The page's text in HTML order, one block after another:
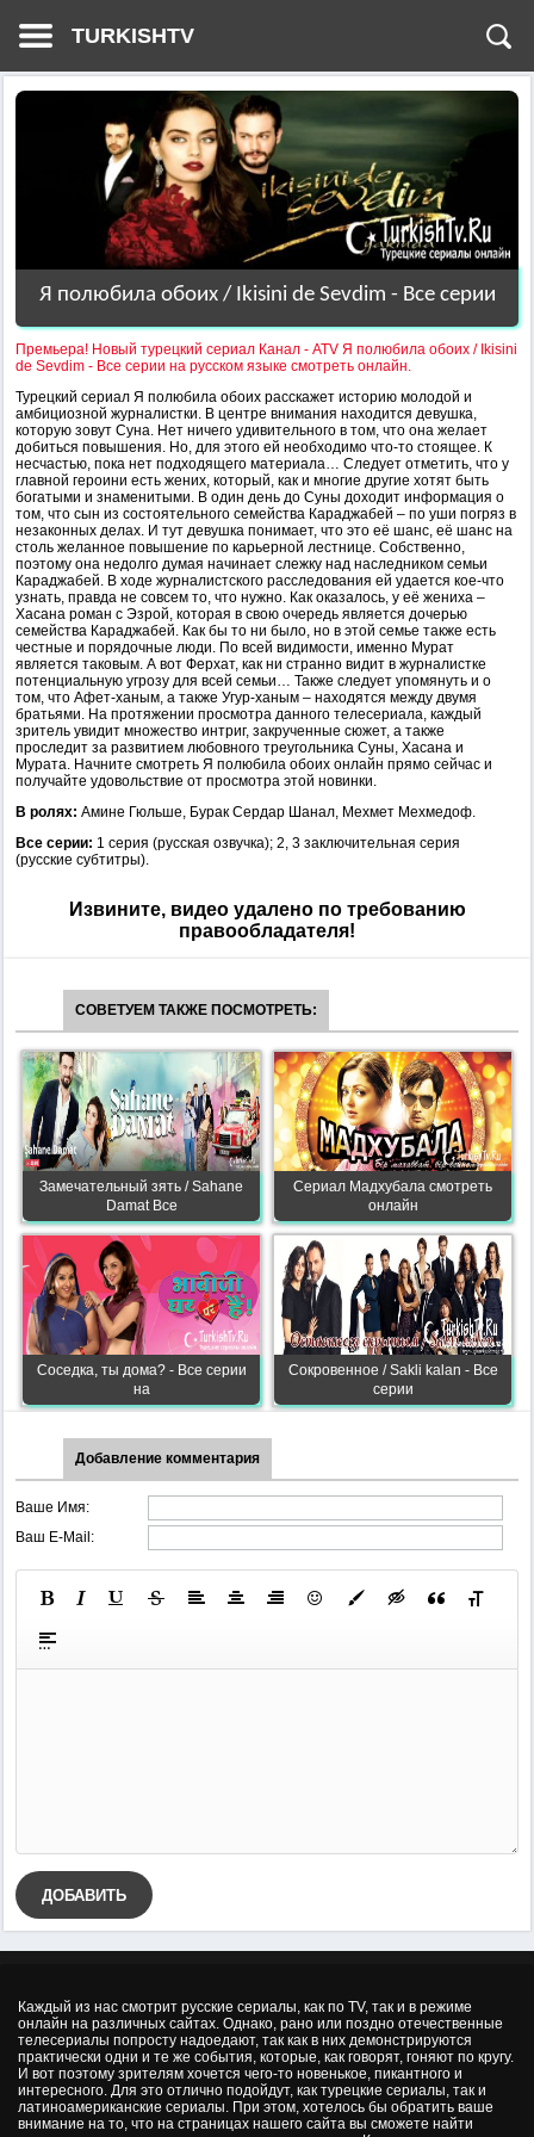
TURKISHTV
Я полюбила обоих / Ikisini de Sevdim - Все серии
Премьера! Новый турецкий сериал Канал - ATV Я полюбила обоих / Ikisini
de Sevdim - Все серии на русском языке смотреть онлайн.
Турецкий сериал Я полюбила обоих расскажет историю молодой и
амбициозной журналистки. В центре внимания находится девушка,
которую зовут Суна. Нет ничего удивительного в том, что она желает
добиться повышения. Но, для этого ей необходимо что-то стоящее. К
несчастью, пока нет подходящего материала… Следует отметить, что у
главной героини есть жених, который, как и многие другие хотят быть
богатыми и знаменитыми. В один день до Суны доходит информация о
том, что сын из состоятельного семейства Караджабей – по уши погряз в
незаконных делах. И тут девушка понимает, что это её шанс, её шанс на
столь желанное повышение по карьерной лестнице. Собственно,
поэтому она недолго думая начинает слежку над наследником семьи
Караджабей. В ходе журналистского расследования ей удается кое-что
узнать, правда не совсем то, что нужно. Как оказалось, у её жениха –
Хасана роман с Эзрой, которая в свою очередь является дочерью
семейства Караджабей. Как бы то ни было, но в этой семье также есть
честные и порядочные люди. По всей видимости, именно Мурат
является таковым. А вот Ферхат, как ни странно видит в журналистке
потенциальную угрозу для всей семьи… Также следует упомянуть и о
том, что Афет-ханым, а также Угур-ханым – находятся между двумя
братьями. На протяжении просмотра данного телесериала, каждый
зритель увидит множество интриг, закрученные сюжет, а также
проследит за развитием любовного треугольника Суны, Хасана и
Мурата. Начните смотреть Я полюбила обоих онлайн прямо сейчас и
получайте удовольствие от просмотра этой новинки.
В ролях: Амине Гюльше, Бурак Сердар Шанал, Мехмет Мехмедоф.
Все серии: 1 серия (русская озвучка); 2, 3 заключительная серия
(русские субтитры).
Извините, видео удалено по требованию
правообладателя!
СОВЕТУЕМ ТАКЖЕ ПОСМОТРЕТЬ:
Замечательный зять / Sahane
Damat Все
Сериал Мадхубала смотреть
онлайн
Соседка, ты дома? - Все серии
на
Сокровенное / Sakli kalan - Все
серии
Добавление комментария
Ваше Имя:
Ваш E-Mail:
ДОБАВИТЬ
Каждый из нас смотрит русские сериалы, как по TV, так и в режиме
онлайн на различных сайтах. Однако, рано или поздно отечественные
телесериалы попросту надоедают, так как в них демонстрируются
практически одни и те же события, которые, как говорят, гоняют по кругу.
И вот поэтому зрителям хочется чего-то новенькое, пикантного и
интересного. Для это отлично подойдут, как турецкие сериалы, так и
латиноамериканские сериалы. При этом, хотелось бы обратить ваше
внимание на то, что на страницах нашего сайта вы сможете найти